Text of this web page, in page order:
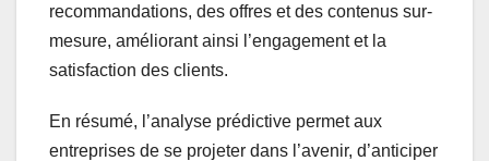
recommandations, des offres et des contenus sur-
mesure, améliorant ainsi l’engagement et la
satisfaction des clients.
En résumé, l’analyse prédictive permet aux
entreprises de se projeter dans l’avenir, d’anticiper